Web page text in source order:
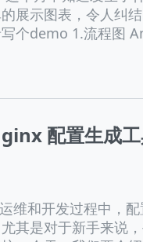
展示图表，令人纠
个demo 1.流程图
配置生成
维和开发过程中，
其是对于新手来说